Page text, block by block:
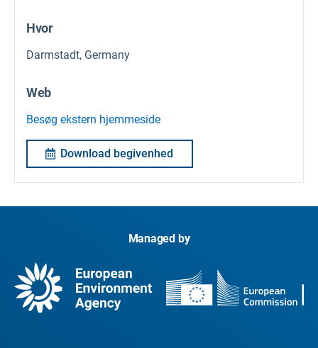
Hvor
Darmstadt, Germany
Web
Besøg ekstern hjemmeside
Download begivenhed
Managed by